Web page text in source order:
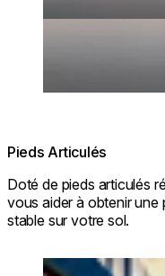
Pieds Articulés
Doté de pieds articulés
vous aider à obtenir
stable sur votre sol.
Loading image...